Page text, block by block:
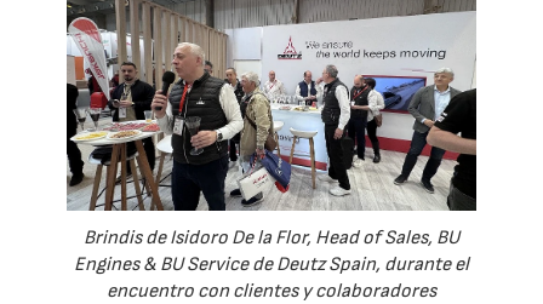
Brindis de Isidoro De la Flor, Head of Sales, BU
Engines & BU Service de Deutz Spain, durante el
encuentro con clientes y colaboradores